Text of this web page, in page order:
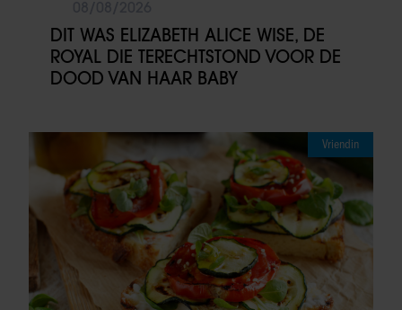
DIT WAS ELIZABETH ALICE WISE, DE
ROYAL DIE TERECHTSTOND VOOR DE
DOOD VAN HAAR BABY
Vriendin